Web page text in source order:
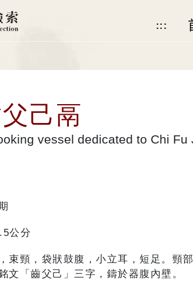
:::
己鬲
vessel dedicated to Chi Fu
公分
束頸，袋狀鼓腹，小立耳，短足。頸
文「齒父己」三字，鑄於器腹內壁。